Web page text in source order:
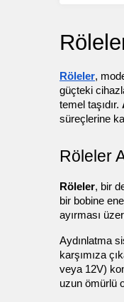
Röleler,
güçteki
temel taşıdır.
süreçlerine
Röleler
Röleler, bir
bir bobine
ayırması
Aydınlatma
karşımıza
veya 12V)
uzun ömürlü